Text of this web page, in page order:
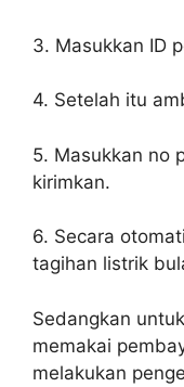
3. Masukkan ID
4. Setelah itu
5. Masukkan no
kirimkan.
6. Secara
tagihan listrik
Sedangkan
memakai
melakukan